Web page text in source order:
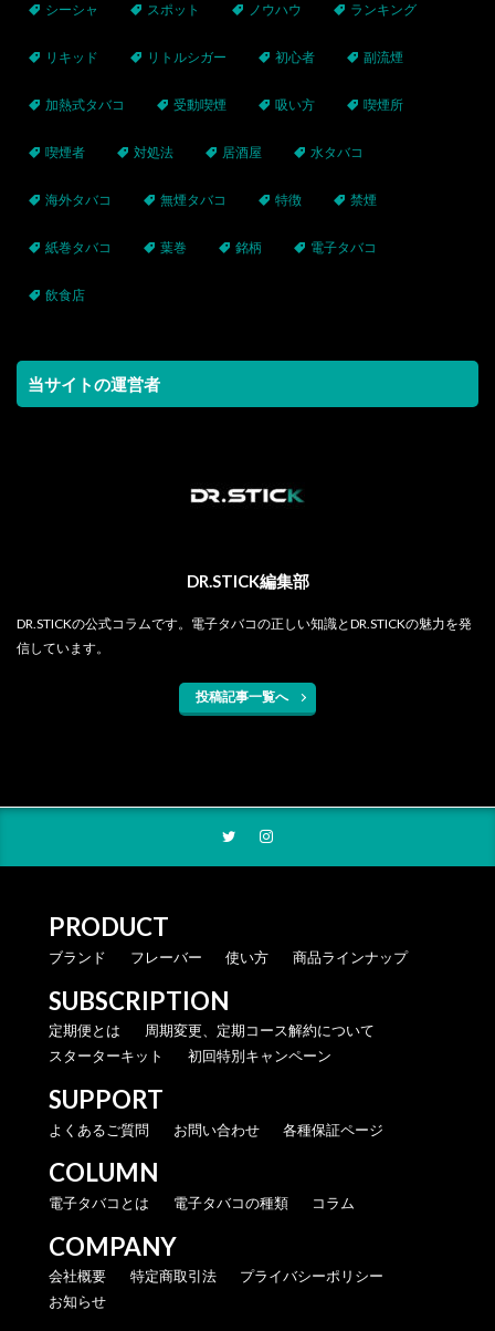
シーシャ スポット ノウハウ ランキング
リキッド リトルシガー 初心者 副流煙
加熱式タバコ 受動喫煙 吸い方 喫煙所
喫煙者 対処法 居酒屋 水タバコ
海外タバコ 無煙タバコ 特徴 禁煙
紙巻タバコ 葉巻 銘柄 電子タバコ
飲食店
当サイトの運営者
DR.STICK編集部
DR.STICKの公式コラムです。電子タバコの正しい知識とDR.STICKの魅力を発
信しています。
投稿記事一覧へ
PRODUCT
ブランド フレーバー 使い方 商品ラインナップ
SUBSCRIPTION
定期便とは
周期変更、定期コース解約について
スターターキット
初回特別キャンペーン
SUPPORT
よくあるご質問 お問い合わせ 各種保証ページ
COLUMN
電子タバコとは 電子タバコの種類 コラム
COMPANY
会社概要 特定商取引法
プライバシーポリシー
お知らせ